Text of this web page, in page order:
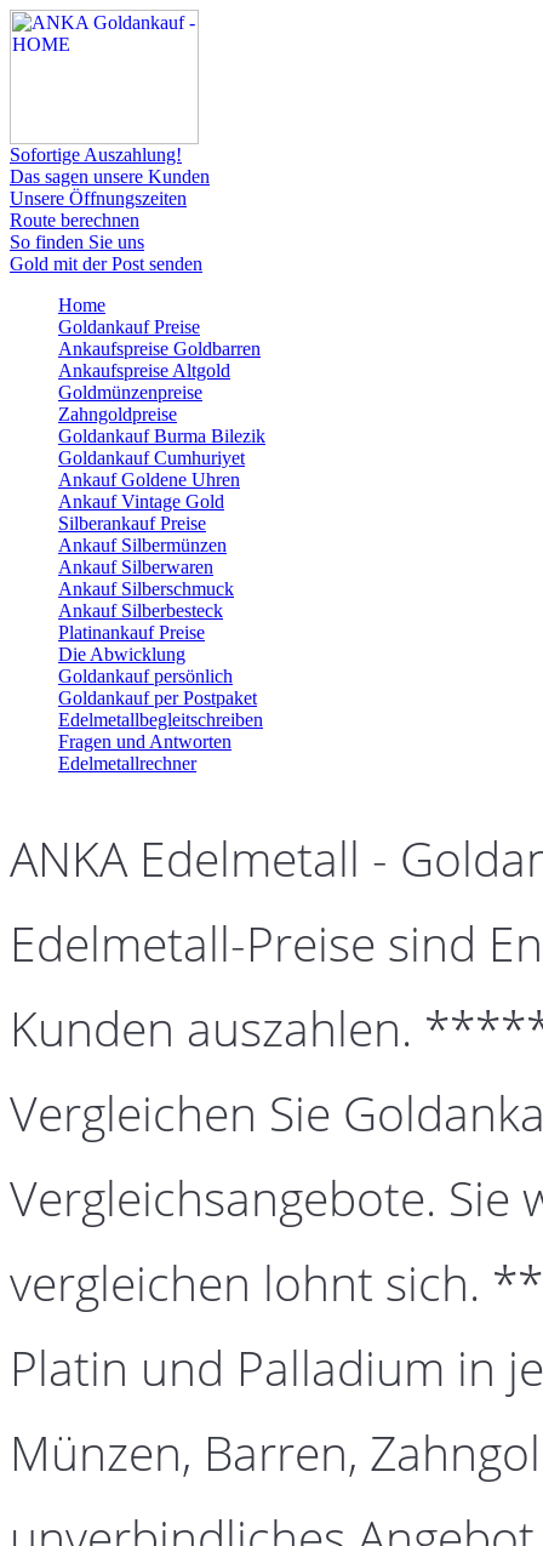
Sofortige Auszahlung!
Das sagen unsere Kunden
Unsere Öffnungszeiten
Route berechnen
So finden Sie uns
Gold mit der Post senden
Home
Goldankauf Preise
Ankaufspreise Goldbarren
Ankaufspreise Altgold
Goldmünzenpreise
Zahngoldpreise
Goldankauf Burma Bilezik
Goldankauf Cumhuriyet
Ankauf Goldene Uhren
Ankauf Vintage Gold
Silberankauf Preise
Ankauf Silbermünzen
Ankauf Silberwaren
Ankauf Silberschmuck
Ankauf Silberbesteck
Platinankauf Preise
Die Abwicklung
Goldankauf persönlich
Goldankauf per Postpaket
Edelmetallbegleitschreiben
Fragen und Antworten
Edelmetallrechner
ANKA Edelmetall -
Edelmetall-Preise sind
Kunden auszahlen.
Vergleichen Sie
Vergleichsangebote. Sie
vergleichen lohnt sich.
Platin und Palladium in
Münzen, Barren,